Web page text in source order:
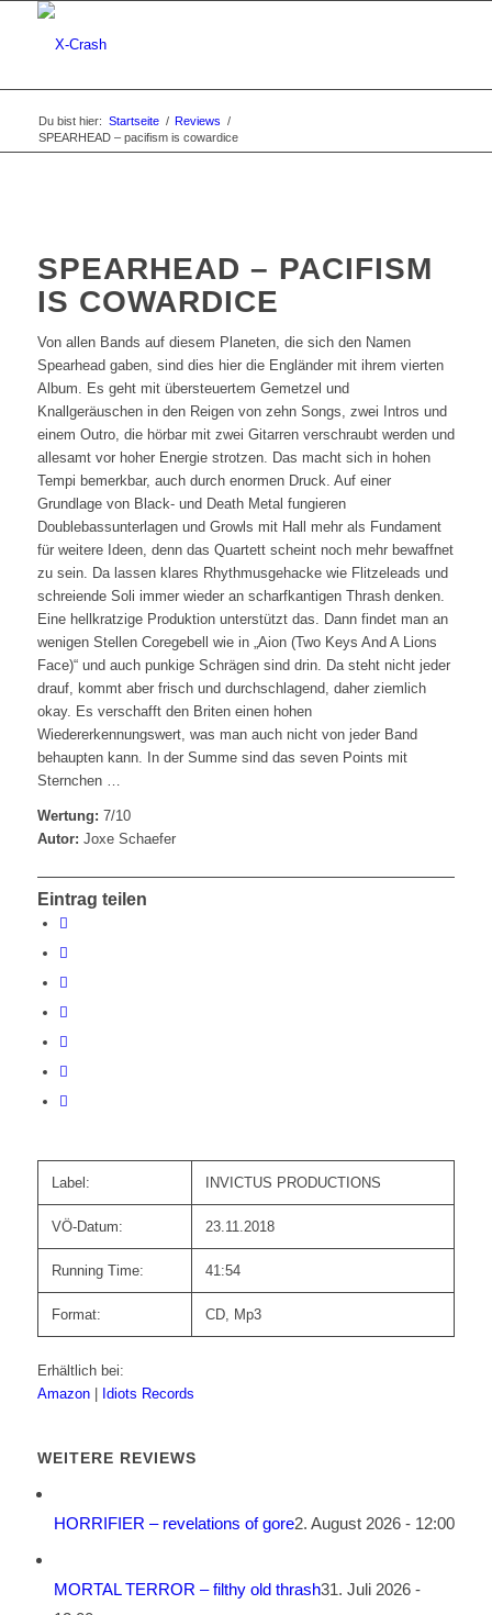
Du bist hier: Startseite / Reviews /
SPEARHEAD – pacifism is cowardice
SPEARHEAD – PACIFISM
IS COWARDICE
Von allen Bands auf diesem Planeten, die sich den Namen
Spearhead gaben, sind dies hier die Engländer mit ihrem vierten
Album. Es geht mit übersteuertem Gemetzel und
Knallgeräuschen in den Reigen von zehn Songs, zwei Intros und
einem Outro, die hörbar mit zwei Gitarren verschraubt werden und
allesamt vor hoher Energie strotzen. Das macht sich in hohen
Tempi bemerkbar, auch durch enormen Druck. Auf einer
Grundlage von Black- und Death Metal fungieren
Doublebassunterlagen und Growls mit Hall mehr als Fundament
für weitere Ideen, denn das Quartett scheint noch mehr bewaffnet
zu sein. Da lassen klares Rhythmusgehacke wie Flitzeleads und
schreiende Soli immer wieder an scharfkantigen Thrash denken.
Eine hellkratzige Produktion unterstützt das. Dann findet man an
wenigen Stellen Coregebell wie in „Aion (Two Keys And A Lions
Face)“ und auch punkige Schrägen sind drin. Da steht nicht jeder
drauf, kommt aber frisch und durchschlagend, daher ziemlich
okay. Es verschafft den Briten einen hohen
Wiedererkennungswert, was man auch nicht von jeder Band
behaupten kann. In der Summe sind das seven Points mit
Sternchen …
Wertung: 7/10
Autor: Joxe Schaefer
Eintrag teilen
Label: INVICTUS PRODUCTIONS
VÖ-Datum: 23.11.2018
Running Time: 41:54
Format: CD, Mp3
Erhältlich bei:
Amazon
Idiots Records
WEITERE REVIEWS
HORRIFIER – revelations of gore2. August 2026 - 12:00
MORTAL TERROR – filthy old thrash31. Juli 2026 -